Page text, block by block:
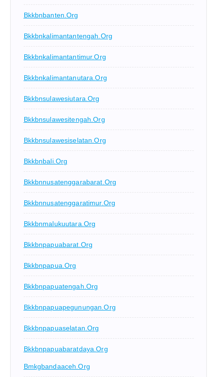
Bkkbnbanten.org
Bkkbnkalimantantengah.org
Bkkbnkalimantantimur.org
Bkkbnkalimantanutara.org
Bkkbnsulawesiutara.org
Bkkbnsulawesitengah.org
Bkkbnsulawesiselatan.org
Bkkbnbali.org
Bkkbnnusatenggarabarat.org
Bkkbnnusatenggaratimur.org
Bkkbnmalukuutara.org
Bkkbnpapuabarat.org
Bkkbnpapua.org
Bkkbnpapuatengah.org
Bkkbnpapuapegunungan.org
Bkkbnpapuaselatan.org
Bkkbnpapuabaratdaya.org
Bmkgbandaaceh.org